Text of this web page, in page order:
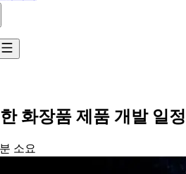
화장품 제품 개발 일
소요